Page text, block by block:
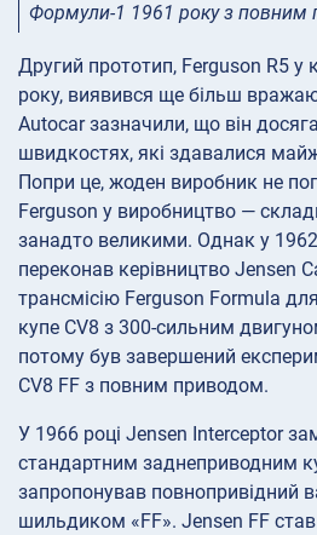
Формули-1 1961 року з повним
Другий прототип, Ferguson R5 у
року, виявився ще більш
Autocar зазначили, що він
швидкостях, які здавалися
Попри це, жоден виробник не
Ferguson у виробництво —
занадто великими. Однак у 1962
переконав керівництво Jensen
трансмісію Ferguson Formula
купе CV8 з 300-сильним
потому був завершений
CV8 FF з повним приводом.
У 1966 році Jensen Interceptor
стандартним заднеприводним
запропонував повнопривідний
шильдиком «FF». Jensen FF став